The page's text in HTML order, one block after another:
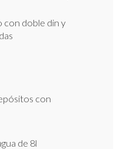
con doble din y
con
de 8l